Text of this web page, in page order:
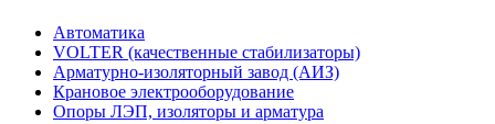
Автоматика
VOLTER (качественные стабилизаторы)
Арматурно-изоляторный завод (АИЗ)
Крановое электрооборудование
Опоры ЛЭП, изоляторы и арматура